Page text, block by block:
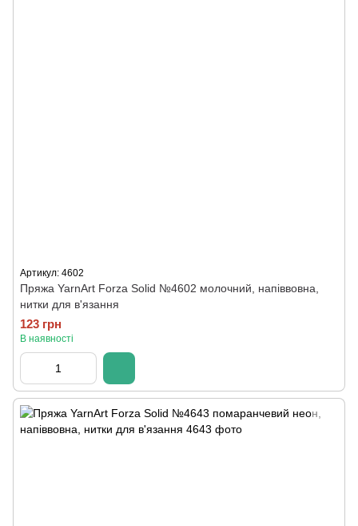
Артикул: 4602
Пряжа YarnArt Forza Solid №4602 молочний, напіввовна,
нитки для в'язання
123 грн
В наявності